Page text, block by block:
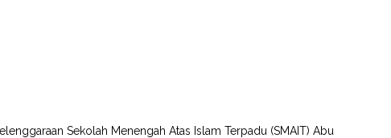
Sekolah Menengah Atas Islam Terpadu (SMAIT) Abu